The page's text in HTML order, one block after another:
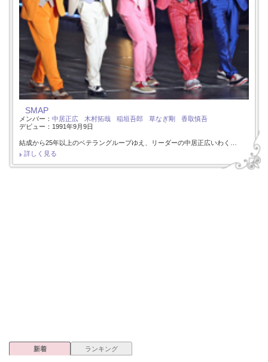
SMAP
メンバー： 中居正広 木村拓哉 稲垣吾郎 草なぎ剛
香取慎吾
デビュー：1991年9月9日
結成から25年以上のベテラングループゆえ、リーダーの中居正広いわく…
詳しく見る
新着 ランキング